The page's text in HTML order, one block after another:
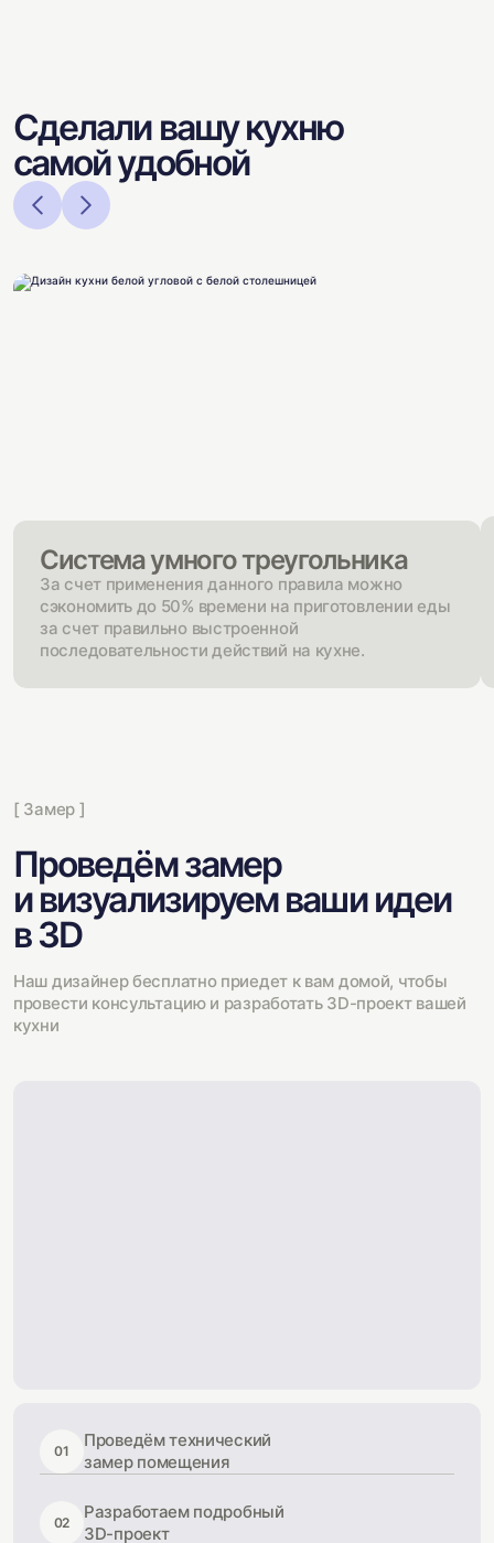
Сделали вашу кухню
самой удобной
Система умного треугольника
За счет применения данного правила можно
сэкономить до 50% времени на приготовлении еды
за счет правильно выстроенной
последовательности действий на кухне.
[ Замер ]
Проведём замер
и визуализируем ваши идеи
в 3D
Наш дизайнер бесплатно приедет к вам домой, чтобы
провести консультацию и разработать 3D-проект вашей
кухни
01
Проведём технический
замер помещения
02
Разработаем подробный
3D-проект